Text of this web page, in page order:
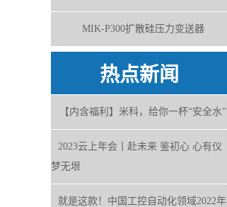
MIK-P300扩散硅压力变送器
热点新闻
【内含福利】米科，给你一杯“安全水”
2023云上年会丨赴未来 鉴初心 心有仪
梦无垠
就是这款！中国工控自动化领域2022年